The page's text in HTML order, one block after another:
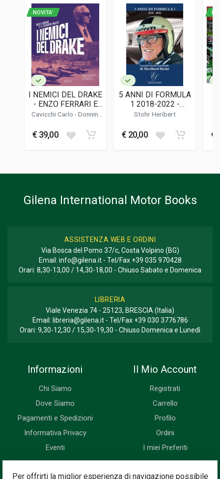
9791222200330
Vallardi & C.
LINGUA DEL TESTO
DATA DI STAMPA
14,5 x 22 x 2 cm
NOVITA'
I NEMICI DEL DRAKE
- ENZO FERRARI E
LE SCUDERIE
Cavicchi Carlo -Donnini
€ 39,00
5 ANNI DI FORMULA
1 2018-2022 -
CRONACHE
UMORISTICHE
Stohr Heribert
€ 20,00 €
Per offrirti la miglior esperienza di navigazione possibile
Gilena International Motor Books
ASSISTENZA WEB E ORDINI
Via Bosca del Pomo 37/c, Costa Volpino (BG)
Email: info@gilena.it- Tel/Fax +39 035 970428
Orari: 8,30-13,00 / 14,30-18,00 - Chiuso Sabato e Domenica
LIBRERIA
Viale Venezia 74 - 25123, BRESCIA (Italia)
Email: libreria@gilena.it- Tel/Fax +39 030 3776786
Orari: 9,30-12,30 / 15,30-19,30 - Chiuso Domenica e Lunedì
Informazioni
Chi Siamo
Dove Siamo
Pagamenti e Spedizioni
Informativa Privacy
Eventi
Il Mio Account
Registrati
Carrello
Profilo
Ordini
I miei Preferiti
Newsletter